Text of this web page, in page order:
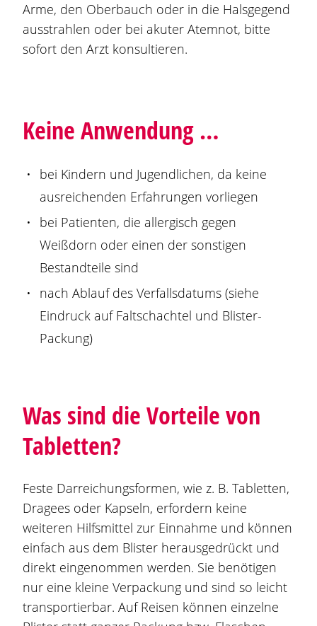
Arme, den Oberbauch oder in die Halsgegend
ausstrahlen oder bei akuter Atemnot, bitte
sofort den Arzt konsultieren.
Keine Anwendung …
bei Kindern und Jugendlichen, da keine
ausreichenden Erfahrungen vorliegen
bei Patienten, die allergisch gegen
Weißdorn oder einen der sonstigen
Bestandteile sind
nach Ablauf des Verfallsdatums (siehe
Eindruck auf Faltschachtel und Blister-
Packung)
Was sind die Vorteile von
Tabletten?
Feste Darreichungsformen, wie z. B. Tabletten,
Dragees oder Kapseln, erfordern keine
weiteren Hilfsmittel zur Einnahme und können
einfach aus dem Blister herausgedrückt und
direkt eingenommen werden. Sie benötigen
nur eine kleine Verpackung und sind so leicht
transportierbar. Auf Reisen können einzelne